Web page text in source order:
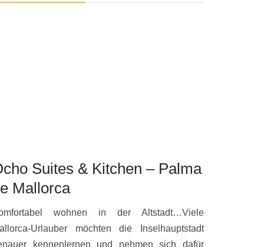
Suites & Kitchen – Palma
Mallorca
wohnen in der Altstadt…Viele
Urlauber möchten die Inselhauptstadt
kennenlernen und nehmen sich dafür